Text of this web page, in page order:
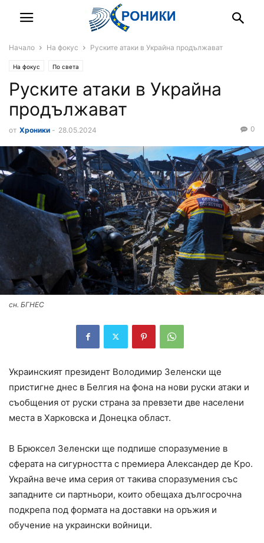
Начало На фокус Руските атаки в Украйна продължават
На фокус По света
Руските атаки в Украйна
продължават
от Хроники - 28.05.2024 0
сн. БГНЕС
Украинският президент Володимир Зеленски ще
пристигне днес в Белгия на фона на нови руски атаки и
съобщения от руски страна за превзети две населени
места в Харковска и Донецка област.
В Брюксел Зеленски ще подпише споразумение в
сферата на сигурността с премиера Александер де Кро.
Украйна вече има серия от такива споразумения със
западните си партньори, които обещаха дългосрочна
подкрепа под формата на доставки на оръжия и
обучение на украински войници.